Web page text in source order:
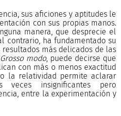
sus aficiones y aptitudes le
con sus propias manos.
manera, que desprecie el
contrario, ha fundamentado su
más delicados de las
Grosso modo, puede decirse que
con más o menos exactitud
la relatividad permite aclarar
veces insignificantes pero
entre la experimentación y